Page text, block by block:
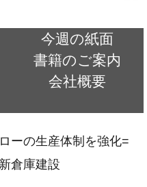
今週の紙面
書籍のご案内
会社概要
ーの生産体制を強化=
倉庫建設